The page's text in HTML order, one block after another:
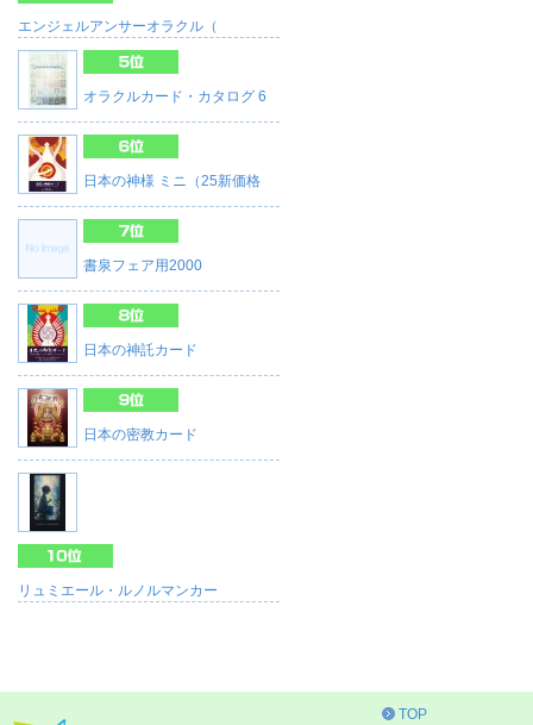
エンジェルアンサーオラクル（
オラクルカード・カタログ 6
日本の神様 ミニ（25新価格
書泉フェア用2000
日本の神託カード
日本の密教カード
リュミエール・ルノルマンカー
TOP